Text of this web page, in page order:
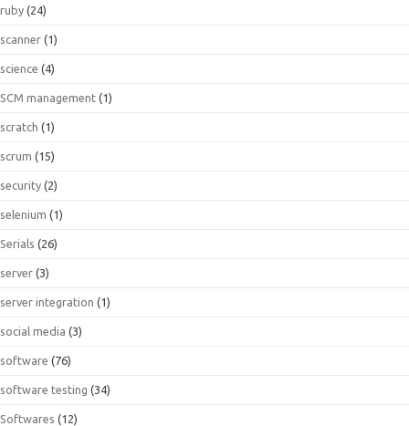
ruby (24)
scanner (1)
science (4)
SCM management (1)
scratch (1)
scrum (15)
security (2)
selenium (1)
Serials (26)
server (3)
server integration (1)
social media (3)
software (76)
software testing (34)
Softwares (12)